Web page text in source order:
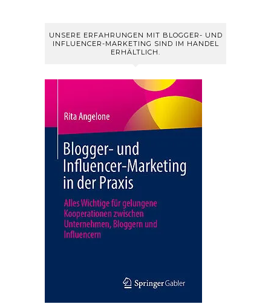
UNSERE ERFAHRUNGEN MIT BLOGGER- UND
INFLUENCER-MARKETING SIND IM HANDEL
ERHÄLTLICH.